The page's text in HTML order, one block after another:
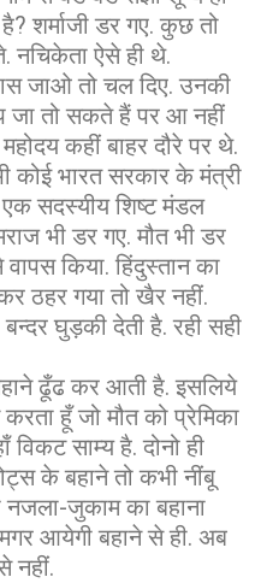
शर्माजी डर गए. कुछ तो
नचिकेता ऐसे ही थे.
जाओ तो चल दिए. उनकी
जा तो सकते हैं पर आ नहीं
कहीं बाहर दौरे पर थे.
कोई भारत सरकार के मंत्री
एक सदस्यीय शिष्ट मंडल
भी डर गए. मौत भी डर
किया. हिंदुस्तान का
ठहर गया तो खैर नहीं.
बन्दर घुड़की देती है. रही सही
ढूँढ कर आती है. इसलिये
करता हूँ जो मौत को प्रेमिका
साम्य है. दोनो ही
के बहाने तो कभी नींबू
नजला-जुकाम का बहाना
मगर आयेगी बहाने से ही. अब
नहीं.